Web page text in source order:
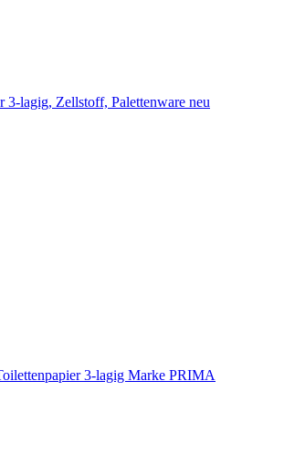
3-lagig, Zellstoff, Palettenware neu
3-lagig Marke PRIMA